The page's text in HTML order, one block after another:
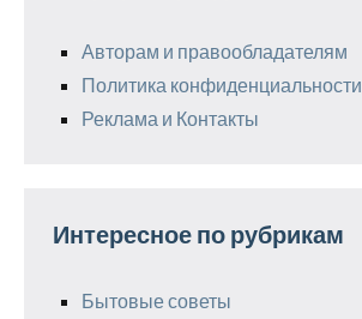
Авторам и правообладателям
Политика конфиденциальности
Реклама и Контакты
Интересное по рубрикам
Бытовые советы